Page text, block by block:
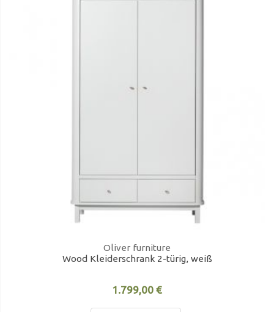
Oliver furniture
Wood Kleiderschrank 2-türig, weiß
1.799,00 €